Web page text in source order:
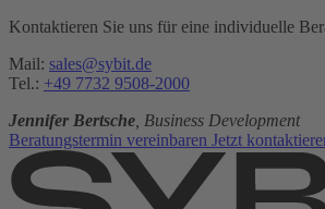
Kontaktieren Sie uns für eine individuelle
Mail: sales@sybit.de
Tel.: +49 7732 9508-2000
Jennifer Bertsche , Business Development
Beratungstermin vereinbaren Jetzt